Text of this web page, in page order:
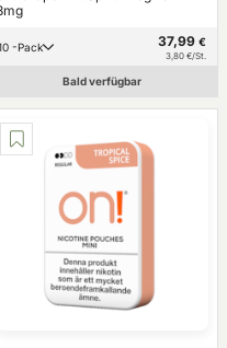
10 -Pack 37,99 €
3,80 €/St.
Bald verfügbar